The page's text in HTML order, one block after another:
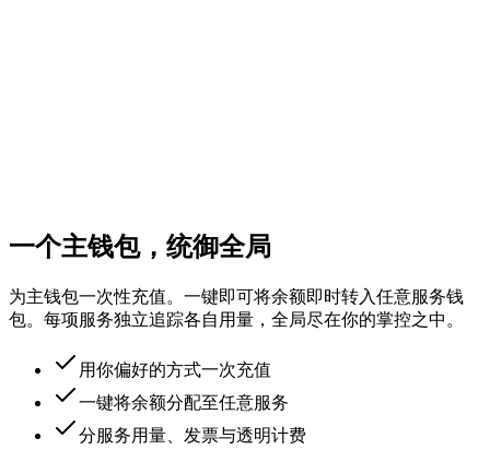
一个主钱包，统御全局
为主钱包一次性充值。一键即可将余额即时转入任意服务钱
包。每项服务独立追踪各自用量，全局尽在你的掌控之中。
用你偏好的方式一次充值
一键将余额分配至任意服务
分服务用量、发票与透明计费